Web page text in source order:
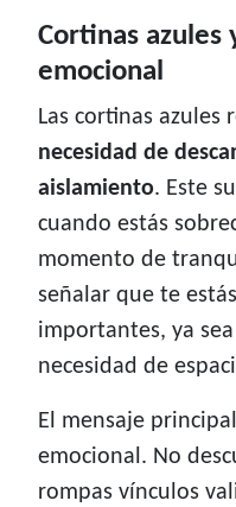
Cortinas azules
emocional
Las cortinas azules
necesidad de
aislamiento. Este
cuando estás
momento de
señalar que te
importantes, ya
necesidad de
El mensaje
emocional. No
rompas vínculos